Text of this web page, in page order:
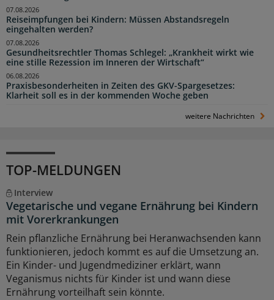
Reiseimpfungen bei Kindern: Müssen Abstandsregeln
eingehalten werden?
07.08.2026
Gesundheitsrechtler Thomas Schlegel: „Krankheit wirkt wie
eine stille Rezession im Inneren der Wirtschaft“
07.08.2026
Praxisbesonderheiten in Zeiten des GKV-Spargesetzes:
Klarheit soll es in der kommenden Woche geben
06.08.2026
weitere Nachrichten
TOP-MELDUNGEN
Interview
Vegetarische und vegane Ernährung bei Kindern
mit Vorerkrankungen
Rein pflanzliche Ernährung bei Heranwachsenden kann
funktionieren, jedoch kommt es auf die Umsetzung an.
Ein Kinder- und Jugendmediziner erklärt, wann
Veganismus nichts für Kinder ist und wann diese
Ernährung vorteilhaft sein könnte.